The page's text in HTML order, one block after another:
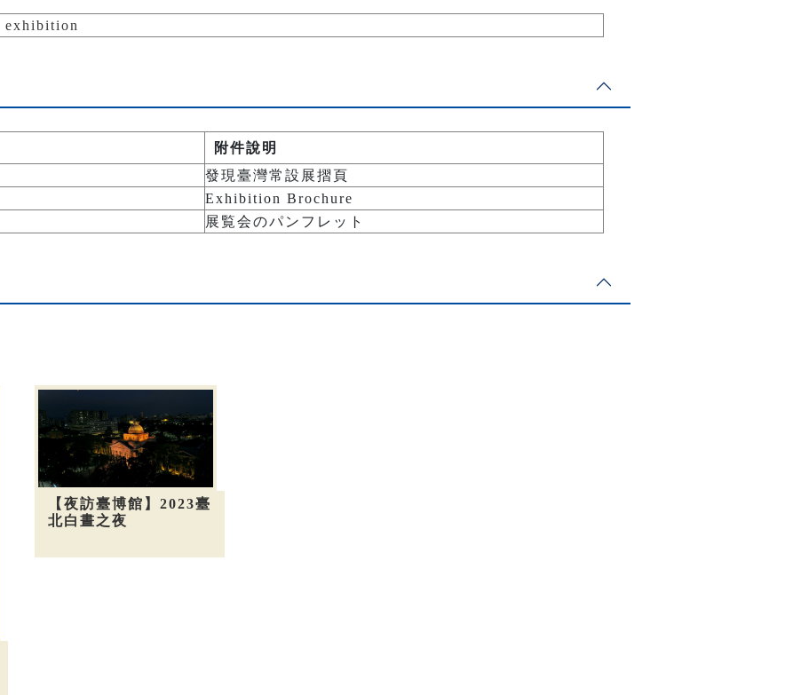
exhibition
附件說明
發現臺灣常設展摺頁
Exhibition Brochure
展覧会のパンフレット
【夜訪臺博館】2023臺
北白晝之夜